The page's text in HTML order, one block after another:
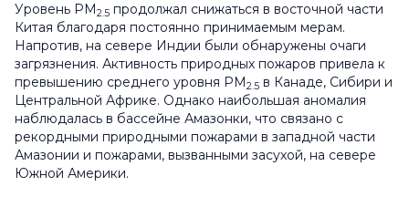
Уровень PM 2.5 продолжал снижаться в восточной части
Китая благодаря постоянно принимаемым мерам.
Напротив, на севере Индии были обнаружены очаги
загрязнения. Активность природных пожаров привела к
превышению среднего уровня PM 2.5 в Канаде, Сибири и
Центральной Африке. Однако наибольшая аномалия
наблюдалась в бассейне Амазонки, что связано с
рекордными природными пожарами в западной части
Амазонии и пожарами, вызванными засухой, на севере
Южной Америки.